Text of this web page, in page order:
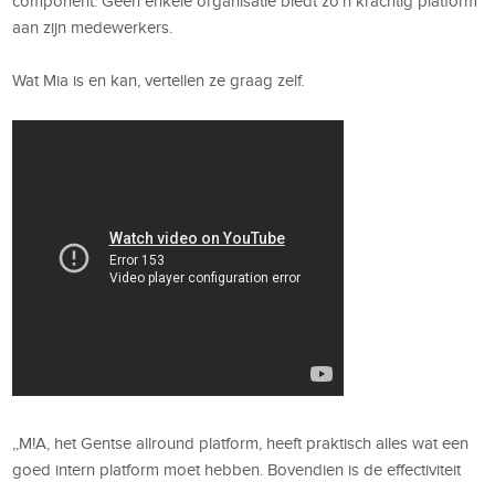
aan zijn medewerkers.
Wat Mia is en kan, vertellen ze graag zelf.
,,M!A, het Gentse allround platform, heeft praktisch alles wat een
goed intern platform moet hebben. Bovendien is de effectiviteit